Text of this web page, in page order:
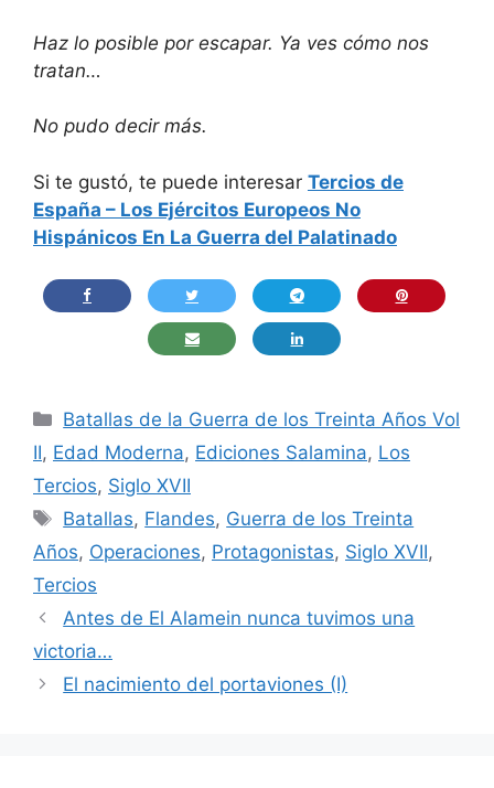
Haz lo posible por escapar. Ya ves cómo nos
tratan…
No pudo decir más.
Si te gustó, te puede interesar Tercios de
España – Los Ejércitos Europeos No
Hispánicos En La Guerra del Palatinado
Categorías
Batallas de la Guerra de los Treinta Años Vol
II, Edad Moderna, Ediciones Salamina, Los
Tercios, Siglo XVII
Etiquetas
Batallas, Flandes, Guerra de los Treinta
Años, Operaciones, Protagonistas, Siglo XVII,
Tercios
Antes de El Alamein nunca tuvimos una
victoria…
El nacimiento del portaviones (I)